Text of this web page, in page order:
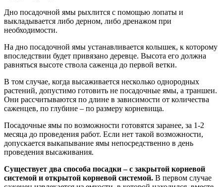
Дно посадочной ямы рыхлится с помощью лопаты и
выкладывается либо дерном, либо дренажом при
необходимости.
На дно посадочной ямы устанавливается колышек, к которому
впоследствии будет привязано деревце. Высота его должна
равняться высоте ствола саженца до первой ветки.
В том случае, когда высаживается несколько однородных
растений, допустимо готовить не посадочные ямы, а траншеи.
Они рассчитываются по длине в зависимости от количества
саженцев, по глубине – по размеру корневища.
Посадочные ямы по возможности готовятся заранее, за 1-2
месяца до проведения работ. Если нет такой возможности,
допускается выкапывание ямы непосредственно в день
проведения высаживания.
Существует два способа посадки – с закрытой корневой
системой и открытой корневой системой. В первом случае